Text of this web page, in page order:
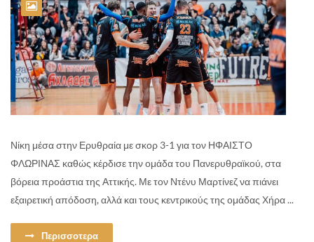
Νίκη μέσα στην Ερυθραία με σκορ 3-1 για τον ΗΦΑΙΣΤΟ
ΦΛΩΡΙΝΑΣ καθώς κέρδισε την ομάδα του Πανερυθραϊκού, στα
βόρεια προάστια της Αττικής. Με τον Ντένυ Μαρτίνεζ να πιάνει
εξαιρετική απόδοση, αλλά και τους κεντρικούς της ομάδας Χήρα ...
Περισσοτερα